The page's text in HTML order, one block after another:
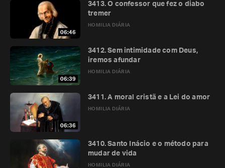
06:46
HOMILIA DIÁRIA
3413. O confessor que fez o diabo
tremer
06:39
HOMILIA DIÁRIA
3412. Sem intimidade com Deus,
iremos afundar
06:36
HOMILIA DIÁRIA
3411. A moral cristã e a Lei do amor
HOMILIA DIÁRIA
3410. Santo Inácio e o método para
mudar de vida